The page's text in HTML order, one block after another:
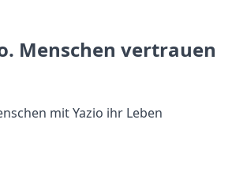
Menschen vertrauen
mit Yazio ihr Leben